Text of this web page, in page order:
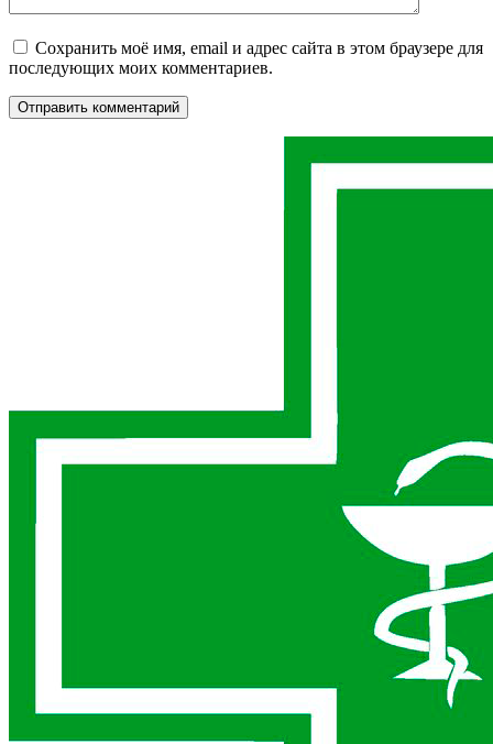
Сохранить моё имя, email и адрес сайта в этом браузере для
последующих моих комментариев.